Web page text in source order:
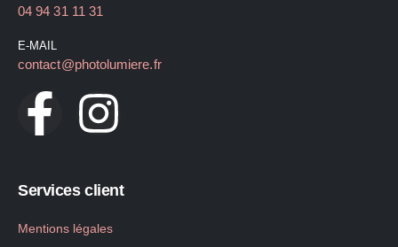
04 94 31 11 31
E-MAIL
contact@photolumiere.fr
Services client
Mentions légales